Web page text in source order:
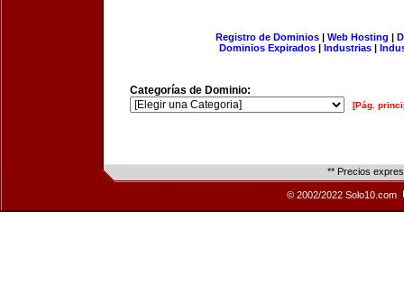
Registro de Dominios| Web Hosting |
Dominios Expirados | Industrias |
Categorías de Dominio:
[Pág.
** Precios
© 2002/2022 Solo10.com